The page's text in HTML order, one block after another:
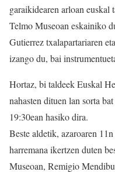
garaikidearen arloan euskal
Telmo Museoan eskainiko
Gutierrez txalapartariaren
izango du, bai
Hortaz, bi taldeek Euskal
nahasten dituen lan sorta
19:30ean hasiko dira.
Beste aldetik, azaroaren
harremana ikertzen duten
Museoan, Remigio